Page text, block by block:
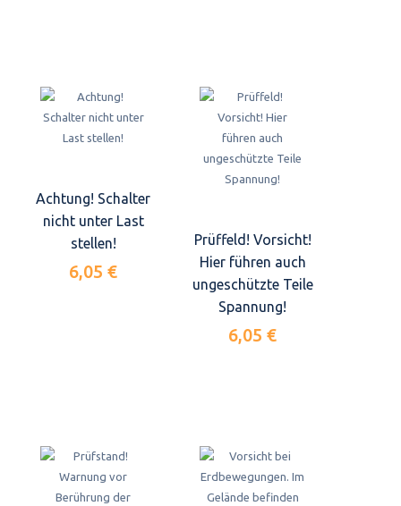
Achtung! Schalter
nicht unter Last
stellen!
6,05 €
Prüffeld! Vorsicht!
Hier führen auch
ungeschützte Teile
Spannung!
6,05 €